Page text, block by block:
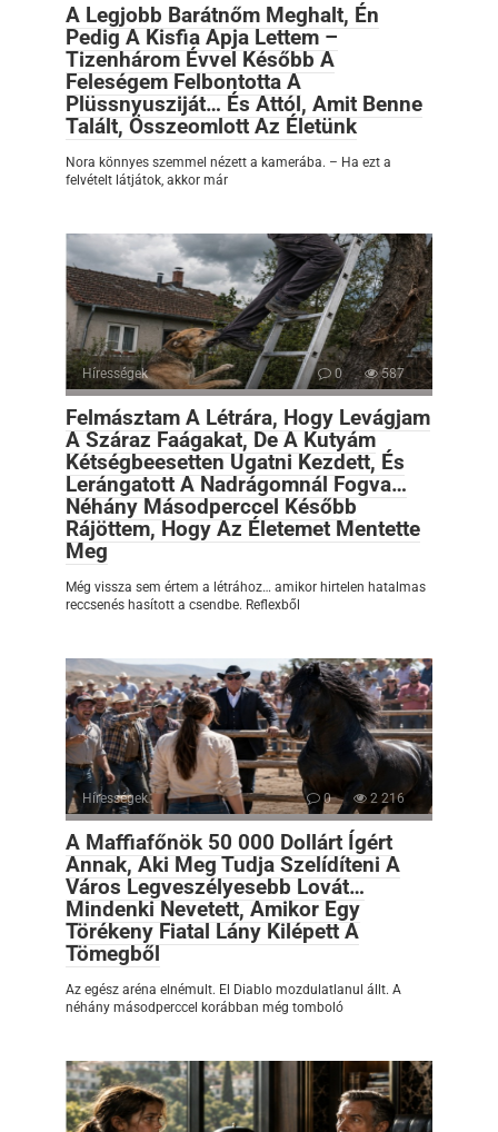
A Legjobb Barátnőm Meghalt, Én
Pedig A Kisfia Apja Lettem –
Tizenhárom Évvel Később A
Feleségem Felbontotta A
Plüssnyusziját… És Attól, Amit Benne
Talált, Összeomlott Az Életünk
Nora könnyes szemmel nézett a kamerába. – Ha ezt a
felvételt látjátok, akkor már
Hírességek 0 587
Felmásztam A Létrára, Hogy Levágjam
A Száraz Faágakat, De A Kutyám
Kétségbeesetten Ugatni Kezdett, És
Lerángatott A Nadrágomnál Fogva…
Néhány Másodperccel Később
Rájöttem, Hogy Az Életemet Mentette
Meg
Még vissza sem értem a létrához… amikor hirtelen hatalmas
reccsenés hasított a csendbe. Reflexből
Hírességek 0 2 216
A Maffiafőnök 50 000 Dollárt Ígért
Annak, Aki Meg Tudja Szelídíteni A
Város Legveszélyesebb Lovát…
Mindenki Nevetett, Amikor Egy
Törékeny Fiatal Lány Kilépett A
Tömegből
Az egész aréna elnémult. El Diablo mozdulatlanul állt. A
néhány másodperccel korábban még tomboló